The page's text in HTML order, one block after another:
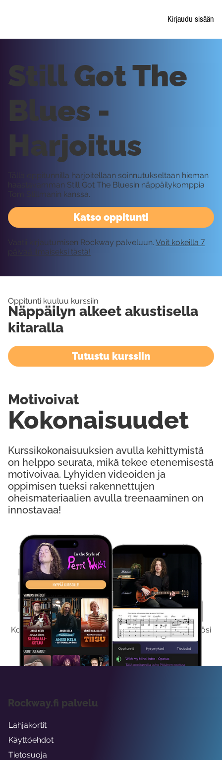
Kirjaudu sisään
Kokeile Ilmaiseksi
Kokeilemalla ilmaiseksi saat koko sisältömme käyttöösi
viikon ajaksi.
Katso oppitunti
Still Got The
Blues -
Harjoitus
Tällä oppitunnilla harjoitellaan soinnutukseltaan hieman
haastavamman Still Got The Bluesin näppäilykomppia
Tom Stillmanin kanssa.
Vaatii kirjautumisen Rockway palveluun. Voit kokeilla 7
päivää ilmaiseksi tästä!
Oppitunti kuuluu kurssiin
Näppäilyn alkeet akustisella
kitaralla
Tutustu kurssiin
Kurssikokonaisuuksien avulla kehittymistä
on helppo seurata, mikä tekee etenemisestä
motivoivaa. Lyhyiden videoiden ja
oppimisen tueksi rakennettujen
oheismateriaalien avulla treenaaminen on
innostavaa!
Kokonaisuudet
Motivoivat
Rockway.fi palvelu
Lahjakortit
Käyttöehdot
Tietosuoja